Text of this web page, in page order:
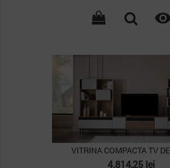
VITRINA COMPACTA TV
Pret
4.814,25 lei